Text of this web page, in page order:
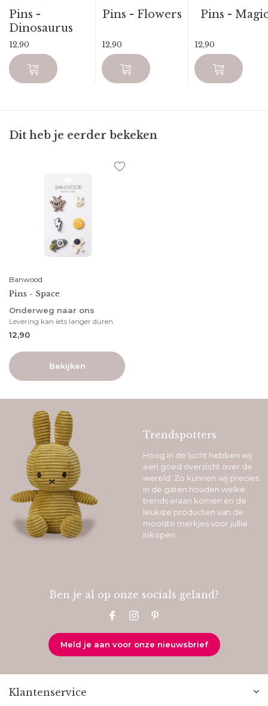
Pins -
Dinosaurus
12,90
Pins - Flowers
12,90
Pins -
12,90
Dit heb je eerder bekeken
Banwood
Pins - Space
Onderweg naar ons
Levering kan iets langer duren
12,90
Bekijken
Trendspotters
Hoog in de lucht hebben wij
een goed overzicht over de
wereld. Zo kunnen wij precies
in de gaten houden welke
trends eraan komen en de
leukste producten van de
mooiste merkjes voor jullie
inkopen.
Ben je al op onze socials geland?
Meld je aan voor onze nieuwsbrief
Klantenservice